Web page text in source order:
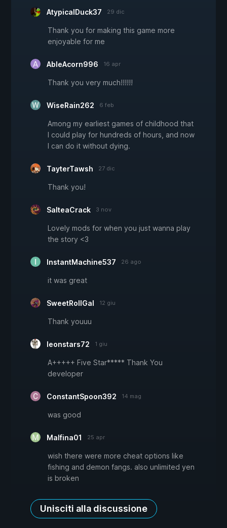
AtypicalDuck37 29 dic
Thank you for making this game more
enjoyable for me
AbleAcorn996 16 apr
Thank you very much!!!!!!
WiseRain262 6 feb
Among my earliest games of childhood that
I could play for hundreds of hours, and now
I can do it without dying.
TayterTawsh 27 dic
Thank you!
SalteaCrack 3 nov
Lovely mods for when you just wanna play
the story <3
InstantMachine537 26 ago
it was great
SweetRollGal 12 giu
Thank youuu
leonstars72 1 giu
A+++++ Five Star***** Thank You
developer
ConstantSpoon392 14 mag
was good
Malfina01 25 apr
wish there were more cheat options like
fishing and demon fangs. also unlimited yen
is broken
Unisciti alla discussione